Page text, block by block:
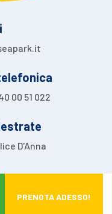
00 51 022
D'Anna
PRENOTA ADESSO!